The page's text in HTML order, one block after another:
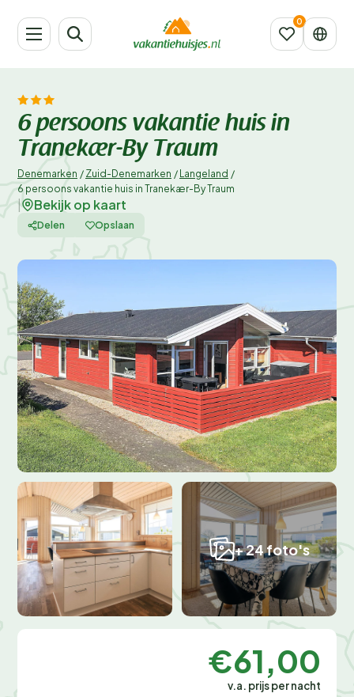
6 persoons vakantie huis in
Tranekær-By Traum
Denemarken / Zuid-Denemarken / Langeland /
6 persoons vakantie huis in Tranekær-By Traum
Bekijk op kaart
Delen Opslaan
+ 24 foto's
€61,00
v.a. prijs per nacht